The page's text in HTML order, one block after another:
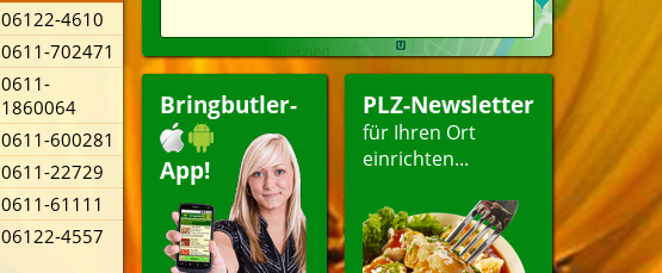
Bringbutler-
App!
PLZ-Newsletter
für Ihren Ort
einrichten...
06122-4610
0611-702471
0611-
1860064
0611-600281
0611-22729
0611-61111
06122-4557